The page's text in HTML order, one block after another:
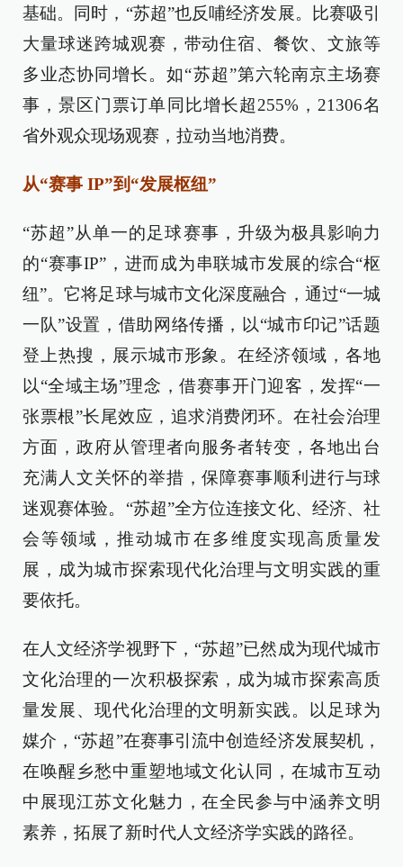
基础。同时，“苏超”也反哺经济发展。比赛吸引
大量球迷跨城观赛，带动住宿、餐饮、文旅等
多业态协同增长。如“苏超”第六轮南京主场赛
事，景区门票订单同比增长超255%，21306名
省外观众现场观赛，拉动当地消费。
从“赛事 IP”到“发展枢纽”
“苏超”从单一的足球赛事，升级为极具影响力
的“赛事IP”，进而成为串联城市发展的综合“枢
纽”。它将足球与城市文化深度融合，通过“一城
一队”设置，借助网络传播，以“城市印记”话题
登上热搜，展示城市形象。在经济领域，各地
以“全域主场”理念，借赛事开门迎客，发挥“一
张票根”长尾效应，追求消费闭环。在社会治理
方面，政府从管理者向服务者转变，各地出台
充满人文关怀的举措，保障赛事顺利进行与球
迷观赛体验。“苏超”全方位连接文化、经济、社
会等领域，推动城市在多维度实现高质量发
展，成为城市探索现代化治理与文明实践的重
要依托。
在人文经济学视野下，“苏超”已然成为现代城市
文化治理的一次积极探索，成为城市探索高质
量发展、现代化治理的文明新实践。以足球为
媒介，“苏超”在赛事引流中创造经济发展契机，
在唤醒乡愁中重塑地域文化认同，在城市互动
中展现江苏文化魅力，在全民参与中涵养文明
素养，拓展了新时代人文经济学实践的路径。